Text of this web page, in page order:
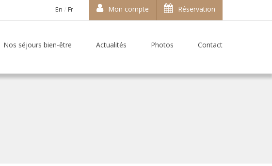
En Fr Mon compte Réservation
Nos séjours bien-être Actualités Photos Contact